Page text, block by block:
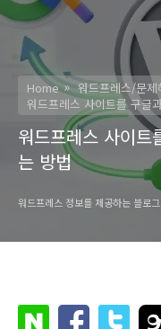
Home
워드프레스/문제
워드프레스 사이트를 구글
워드프레스 사이
는 방법
워드프레스 정보를 제공하는 블로